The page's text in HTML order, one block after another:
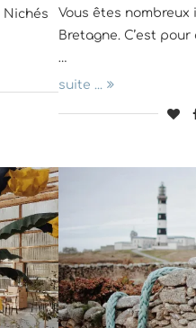
Nichés
Vous êtes nombreux
Bretagne. C’est
…
suite ...